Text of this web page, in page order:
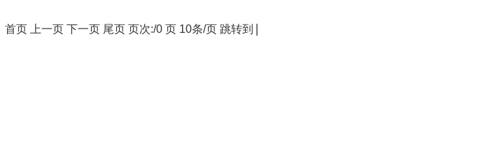
首页 上一页 下一页 尾页 页次:/0 页 10条/页 跳转到